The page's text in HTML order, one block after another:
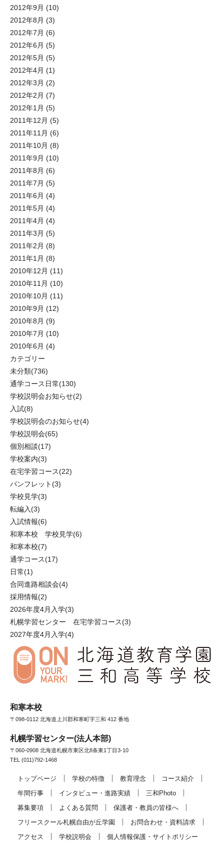
2012年9月 (10)
2012年8月 (3)
2012年7月 (6)
2012年6月 (5)
2012年5月 (5)
2012年4月 (1)
2012年3月 (2)
2012年2月 (7)
2012年1月 (5)
2011年12月 (5)
2011年11月 (6)
2011年10月 (8)
2011年9月 (10)
2011年8月 (6)
2011年7月 (5)
2011年6月 (4)
2011年5月 (4)
2011年4月 (4)
2011年3月 (5)
2011年2月 (8)
2011年1月 (8)
2010年12月 (11)
2010年11月 (10)
2010年10月 (11)
2010年9月 (12)
2010年8月 (9)
2010年7月 (10)
2010年6月 (4)
カテゴリー
未分類(736)
通学コース日常(130)
学校説明会お知らせ(2)
入試(8)
学校説明会のお知らせ(4)
学校説明会(65)
個別相談(17)
学校案内(3)
在宅学習コース(22)
パンフレット(3)
学校見学(3)
転編入(3)
入試情報(6)
和寒本校 学校見学(6)
和寒本校(7)
通学コース(17)
日常(1)
合同進路相談会(4)
採用情報(2)
2026年度4月入学(3)
札幌学習センター 在宅学習コース(3)
2027年度4月入学(4)
和寒本校
〒098-0112 北海道上川郡和寒町字三和 412 番地
札幌学習センター(法人本部)
〒060-0908 北海道札幌市東区北8条東1丁目3-10
TEL (011)792-1468
トップページ 学校の特徴 教育理念
コース紹介
年間行事
インタビュー・進路実績
三和Photo
募集要項
よくある質問
保護者・教員の皆様へ
フリースクール札幌自由が丘学園
お問合わせ・資料請求
アクセス
学校説明会 個人情報保護・サイトポリシー